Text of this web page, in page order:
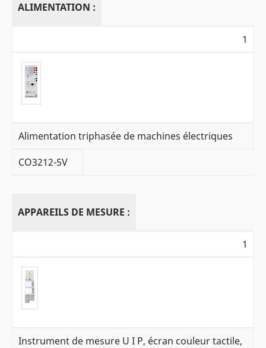
ALIMENTATION :
1
Alimentation triphasée de machines électriques
CO3212-5V
APPAREILS DE MESURE :
1
Instrument de mesure U I P, écran couleur tactile,